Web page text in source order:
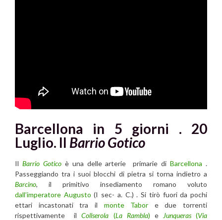
Barcellona in 5 giorni . 20
Luglio. Il Barrio Gotico
Il Barrio Goticoè una delle arterie primarie diBarcellona .
Passeggiando tra i suoi blocchi di pietra si torna indietro a
Barcino, il primitivo insediamento romano voluto
dall’imperatore Augusto (I sec- a. C.) . Si tirò fuori da pochi
ettari incastonati tra il monte Tabor e due torrenti
rispettivamente ilCollserola (La Rambla) e Junqueras(Via